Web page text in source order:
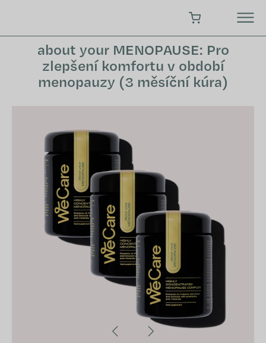
obsah
NÁKUPNÍ KOŠÍK
about your MENOPAUSE: Pro
zlepšení komfortu v období
menopauzy (3 měsíční kúra)